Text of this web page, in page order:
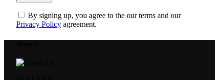
By signing up, you agree to the our terms and our
Privacy Policy agreement.